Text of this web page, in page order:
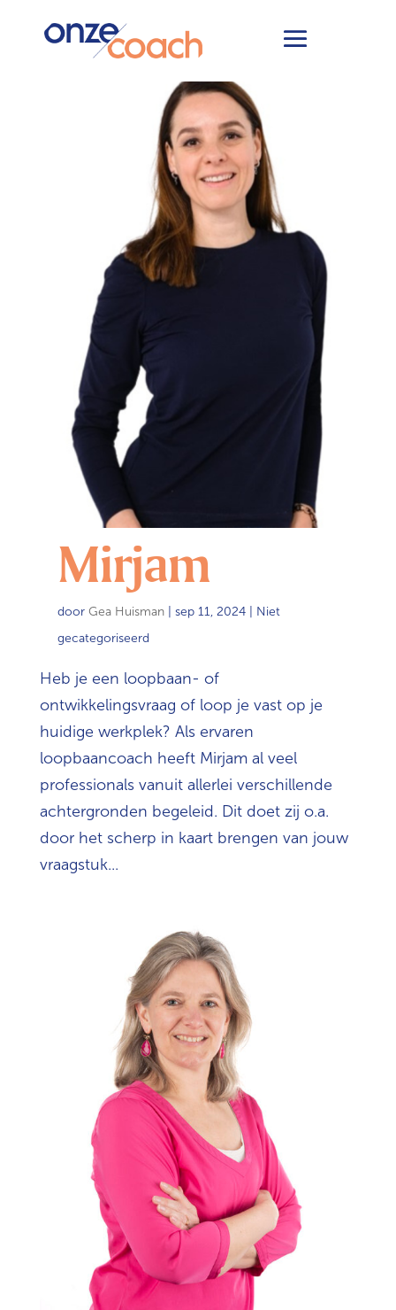
Mirjam
door Gea Huisman| sep 11, 2024| Niet
gecategoriseerd
Heb je een loopbaan- of
ontwikkelingsvraag of loop je vast op je
huidige werkplek? Als ervaren
loopbaancoach heeft Mirjam al veel
professionals vanuit allerlei verschillende
achtergronden begeleid. Dit doet zij o.a.
door het scherp in kaart brengen van jouw
vraagstuk...